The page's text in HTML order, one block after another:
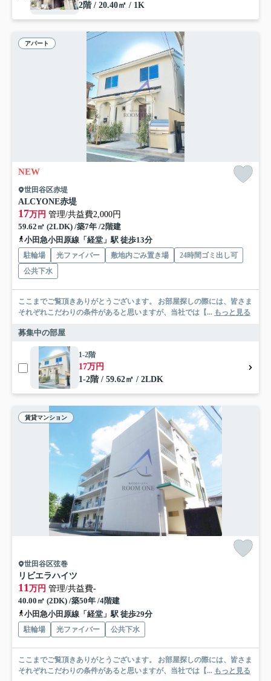
2階 / 20.40㎡ / 1K
アパート
NEW
世田谷区赤堤
ALCYONE赤堤
17万円 管理/共益費2,000円
59.62㎡ (2LDK) /築7年 /2階建
小田急小田原線「経堂」駅 徒歩13分
駐輪場 光ファイバー 敷地内ごみ置き場
24時間ゴミ出し可
公共下水
ここまでご覧頂きありがとうございます。 お部屋探しの際には、皆さま
それぞれこだわりの条件があると思いますが、当社では【... もっと見る
募集中の部屋
1-2階
17万円
1-2階 / 59.62㎡ / 2LDK
賃貸マンション
世田谷区弦巻
リビエラハイツ
11万円 管理/共益費-
40.00㎡ (2DK) /築50年 /4階建
小田急小田原線「経堂」駅 徒歩29分
駐輪場 光ファイバー 公共下水
ここまでご覧頂きありがとうございます。 お部屋探しの際には、皆さま
それぞれこだわりの条件があると思いますが、当社では【... もっと見る